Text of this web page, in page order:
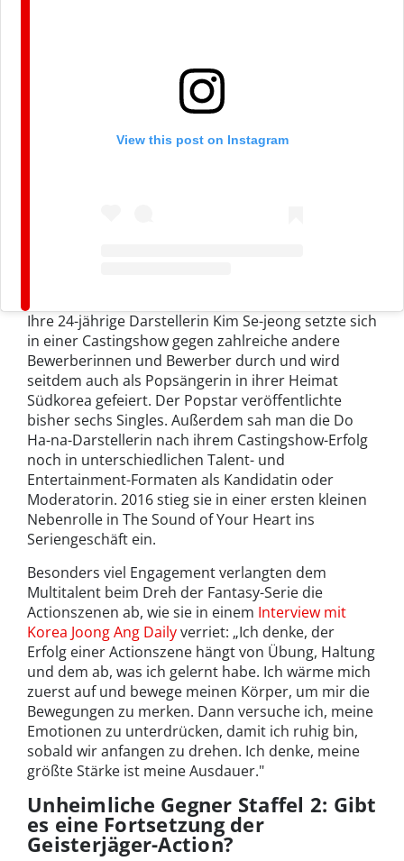
View this post on Instagram
Ihre 24-jährige Darstellerin Kim Se-jeong setzte sich
in einer Castingshow gegen zahlreiche andere
Bewerberinnen und Bewerber durch und wird
seitdem auch als Popsängerin in ihrer Heimat
Südkorea gefeiert. Der Popstar veröffentlichte
bisher sechs Singles. Außerdem sah man die Do
Ha-na-Darstellerin nach ihrem Castingshow-Erfolg
noch in unterschiedlichen Talent- und
Entertainment-Formaten als Kandidatin oder
Moderatorin. 2016 stieg sie in einer ersten kleinen
Nebenrolle in The Sound of Your Heart ins
Seriengeschäft ein.
Besonders viel Engagement verlangten dem
Multitalent beim Dreh der Fantasy-Serie die
Actionszenen ab, wie sie in einem Interview mit
Korea Joong Ang Dailyverriet: „Ich denke, der
Erfolg einer Actionszene hängt von Übung, Haltung
und dem ab, was ich gelernt habe. Ich wärme mich
zuerst auf und bewege meinen Körper, um mir die
Bewegungen zu merken. Dann versuche ich, meine
Emotionen zu unterdrücken, damit ich ruhig bin,
sobald wir anfangen zu drehen. Ich denke, meine
größte Stärke ist meine Ausdauer."
Unheimliche Gegner Staffel 2: Gibt
es eine Fortsetzung der
Geisterjäger-Action?